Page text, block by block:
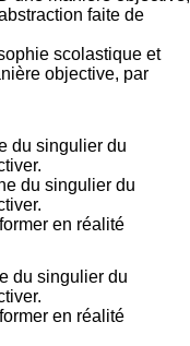
faite de
scolastique et
objective, par
du singulier du
du singulier du
en réalité
du singulier du
en réalité